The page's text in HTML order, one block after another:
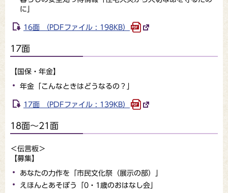
に」
16面 （PDFファイル : 198KB）
17面
【国保・年金】
年金「こんなときはどうなるの？」
17面 （PDFファイル : 139KB）
18面～21面
＜伝言板＞
【募集】
あなたの力作を「市民文化祭（展示の部）」
えほんとあそぼう「0・1歳のおはなし会」